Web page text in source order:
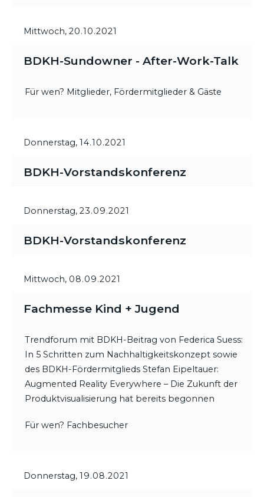
Mittwoch, 20.10.2021
BDKH-Sundowner - After-Work-Talk
Für wen? Mitglieder, Fördermitglieder & Gäste
Donnerstag, 14.10.2021
BDKH-Vorstandskonferenz
Donnerstag, 23.09.2021
BDKH-Vorstandskonferenz
Mittwoch, 08.09.2021
Fachmesse Kind + Jugend
Trendforum mit BDKH-Beitrag von Federica Suess:
In 5 Schritten zum Nachhaltigkeitskonzept sowie
des BDKH-Fördermitglieds Stefan Eipeltauer:
Augmented Reality Everywhere – Die Zukunft der
Produktvisualisierung hat bereits begonnen
Für wen? Fachbesucher
Donnerstag, 19.08.2021